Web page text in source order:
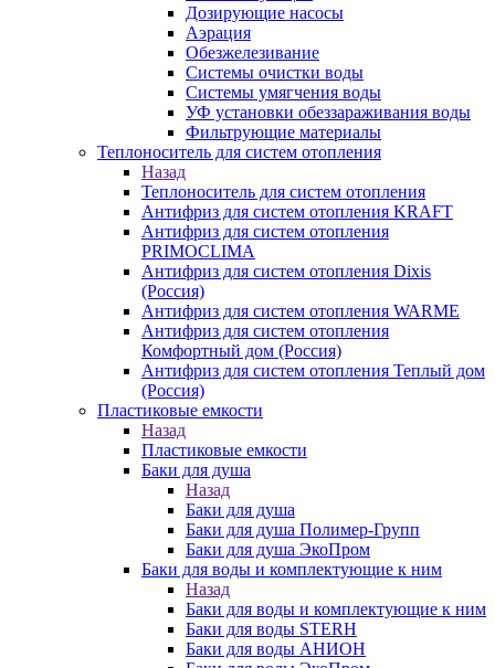
Дозирующие насосы
Аэрация
Обезжелезивание
Системы очистки воды
Системы умягчения воды
УФ установки обеззараживания воды
Фильтрующие материалы
Теплоноситель для систем отопления
Назад
Теплоноситель для систем отопления
Антифриз для систем отопления KRAFT
Антифриз для систем отопления
PRIMOCLIMA
Антифриз для систем отопления Dixis
(Россия)
Антифриз для систем отопления WARME
Антифриз для систем отопления
Комфортный дом (Россия)
Антифриз для систем отопления Теплый дом
(Россия)
Пластиковые емкости
Назад
Пластиковые емкости
Баки для душа
Назад
Баки для душа
Баки для душа Полимер-Групп
Баки для душа ЭкоПром
Баки для воды и комплектующие к ним
Назад
Баки для воды и комплектующие к ним
Баки для воды STERH
Баки для воды АНИОН